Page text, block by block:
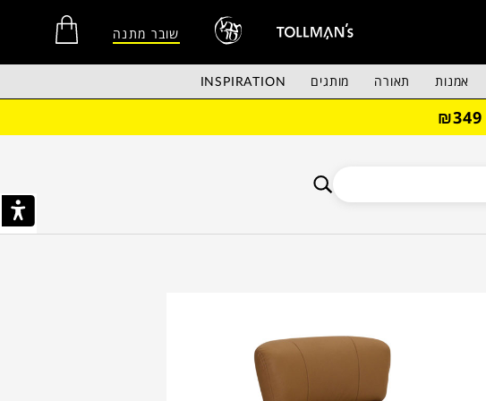
שובר מתנה
אמנות תאורה מותגים INSPIRATION
₪349